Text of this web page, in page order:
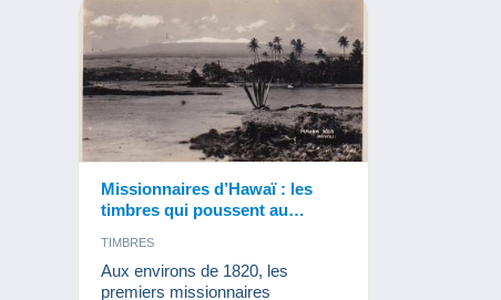
Missionnaires d’Hawaï : les
timbres qui poussent au
TIMBRES
Aux environs de 1820, les
premiers missionnaires